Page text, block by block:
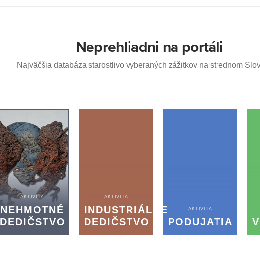
Neprehliadni na portáli
Najväčšia databáza starostlivo vyberaných zážitkov na strednom
AKTIVITA
NEHMOTNÉ
DEDIČSTVO
AKTIVITA
INDUSTRIÁLNE
DEDIČSTVO
AKTIVITA
PODUJATIA